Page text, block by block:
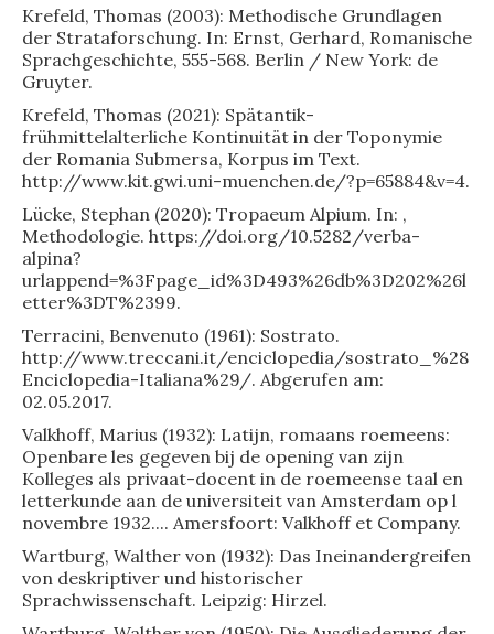
Krefeld, Thomas (2003): Methodische Grundlagen
der Strataforschung. In: Ernst, Gerhard, Romanische
Sprachgeschichte, 555-568. Berlin / New York: de
Gruyter.
Krefeld, Thomas (2021): Spätantik-
frühmittelalterliche Kontinuität in der Toponymie
der Romania Submersa, Korpus im Text.
http://www.kit.gwi.uni-muenchen.de/?p=65884&v=4.
Lücke, Stephan (2020): Tropaeum Alpium. In: ,
Methodologie. https://doi.org/10.5282/verba-
alpina?
urlappend=%3Fpage_id%3D493%26db%3D202%26l
etter%3DT%2399.
Terracini, Benvenuto (1961): Sostrato.
http://www.treccani.it/enciclopedia/sostrato_%28
Enciclopedia-Italiana%29/. Abgerufen am:
02.05.2017.
Valkhoff, Marius (1932): Latijn, romaans roemeens:
Openbare les gegeven bij de opening van zijn
Kolleges als privaat-docent in de roemeense taal en
letterkunde aan de universiteit van Amsterdam op l
novembre 1932.... Amersfoort: Valkhoff et Company.
Wartburg, Walther von (1932): Das Ineinandergreifen
von deskriptiver und historischer
Sprachwissenschaft. Leipzig: Hirzel.